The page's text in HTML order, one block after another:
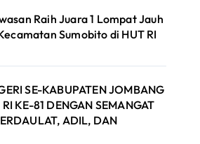
Raih Juara 1 Lompat Jauh
Sumobito di HUT RI
SE-KABUPATEN JOMBANG
KE-81 DENGAN SEMANGAT
ADIL, DAN